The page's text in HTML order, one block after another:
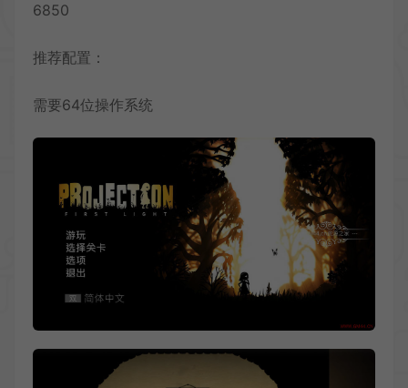
6850
推荐配置：
需要64位操作系统